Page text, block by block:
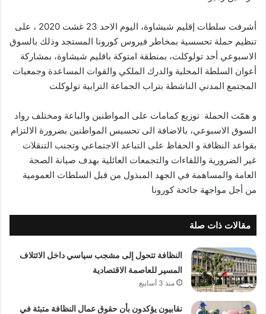
أشرفت سلطات إقليم شيشاوة، اليوم الاحد 23 غشت 2020 ، على
تنظيم حملة تحسسية بمخاطر فيروس كورونا المستجد وذلك بالسوق
الاسبوعي أحد تولوكلت، بمنطقة امتوكة باقليم شيشاوة، بمشاركة
أعوان السلطة المحلية والدرك الملكي والقوات المساعدة وجمعيات
المجتمع المدني الناشطة بتراب الجماعة الترابية تولوكلت
و همّت الحملة توزيع كمامات على المواطنين والباعة ومختلف رواد
السوق الاسبوعي، بالاضافة الى تحسيس المواطنين بضرورة الالتزام
بقواعد النظافة و الحفاظ على التباعد الاجتماعي وتجنب التنقلات
غير الضرورية واللقاءات والتجمعات العائلية بهدف صيانة الصحة
العامة والمساهمة في الجهد المبذول من قبل السلطات العمومية
من أجل مواجهة جائحة كورونا
مقالات ذات صلة
النظافة تتحول إلى مشجب سياسي داخل الائتلاف
المسير للعاصمة الاقتصادية
منذ 3 أسابيع
نقابيون يؤكدون بأن حقوق عمال النظافة متبثة في